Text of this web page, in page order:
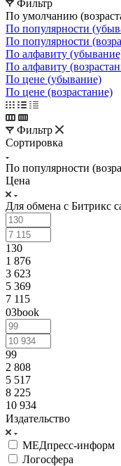
Фильтр
По умолчанию
По популярности
По популярности
По алфавиту
По алфавиту
По цене (убывание)
По цене (возрастание)
Фильтр
Сортировка
По популярности
Цена
Для обмена с Битрикс
130
1 876
3 623
5 369
7 115
03book
99
2 808
5 517
8 225
10 934
Издательство
МЕДпресс-информ
Логосфера